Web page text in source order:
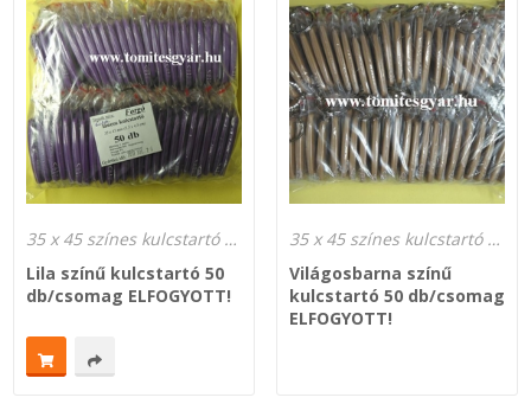
35 x 45 színes kulcstartó gyártás
Lila színű kulcstartó 50
db/csomag ELFOGYOTT!
35 x 45 színes kulcstartó gyártás
Világosbarna színű
kulcstartó 50 db/csomag
ELFOGYOTT!